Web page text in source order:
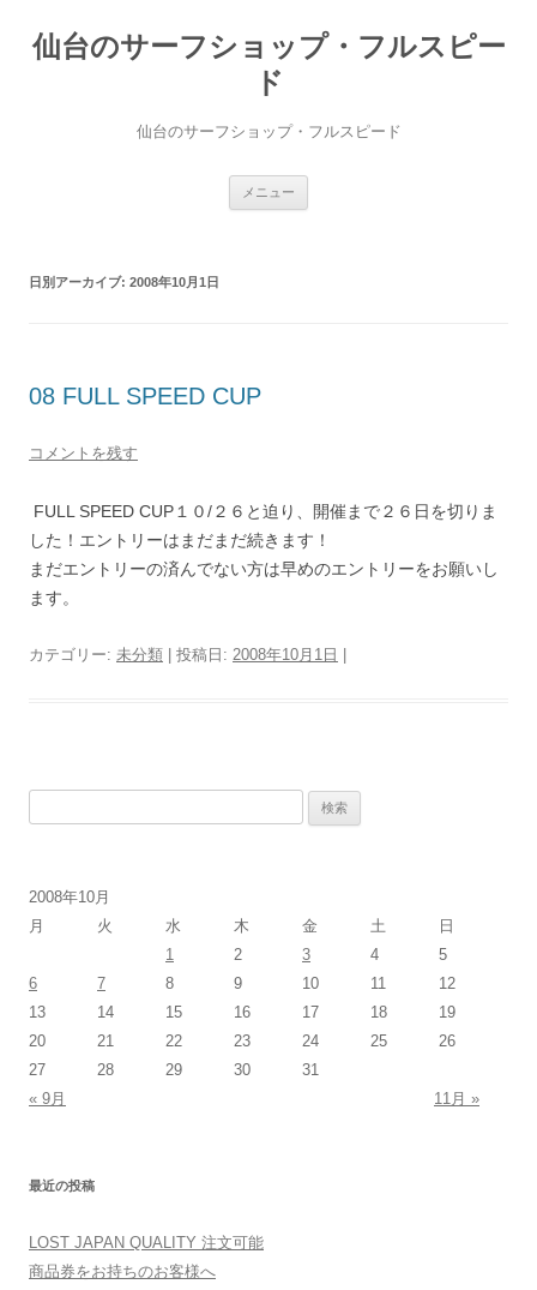
仙台のサーフショップ・フルスピー
ド
仙台のサーフショップ・フルスピード
メニュー
日別アーカイブ: 2008年10月1日
08 FULL SPEED CUP
コメントを残す
FULL SPEED CUP１０/２６と迫り、開催まで２６日を切りま
した！エントリーはまだまだ続きます！
まだエントリーの済んでない方は早めのエントリーをお願いし
ます。
カテゴリー: 未分類 | 投稿日: 2008年10月1日
2008年10月
月
火 水 木 金 土
日
1
2 3 4
5
6
7 8 9 10 11
12
13
14 15 16 17 18
19
20
21 22 23 24 25
26
27
28 29 30
31
« 9月
11月 »
最近の投稿
LOST JAPAN QUALITY 注文可能
商品券をお持ちのお客様へ